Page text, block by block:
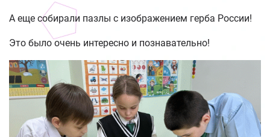
А еще собирали пазлы с изображением герба России!
Это было очень интересно и познавательно!